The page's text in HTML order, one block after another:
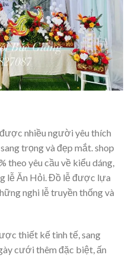
nhiều người yêu thích
trọng và đẹp mắt. shop
theo yêu cầu về kiểu dáng,
lễ Ăn Hỏi. Đồ lễ được lựa
nghi lễ truyền thống và
thiết kế tinh tế, sang
cưới thêm đặc biệt, ấn